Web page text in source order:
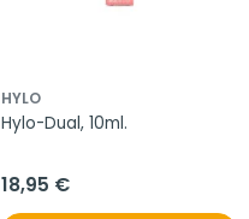
HYLO
Hylo-Dual, 10ml.
18,95 €